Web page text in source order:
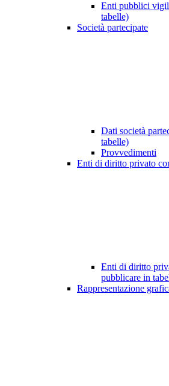
Enti pubblici
tabelle)
Società partecipate
Dati società
tabelle)
Provvedimenti
Enti di diritto privato
Enti di diritto
pubblicare in
Rappresentazione